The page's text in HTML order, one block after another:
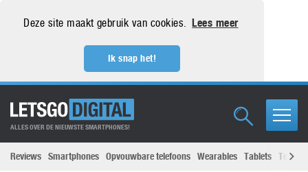
Deze site maakt gebruik van cookies. Lees meer
Ik snap het!
ALLES OVER DE NIEUWSTE SMARTPHONES!
Reviews Smartphones Opvouwbare telefoons Wearables Tablets